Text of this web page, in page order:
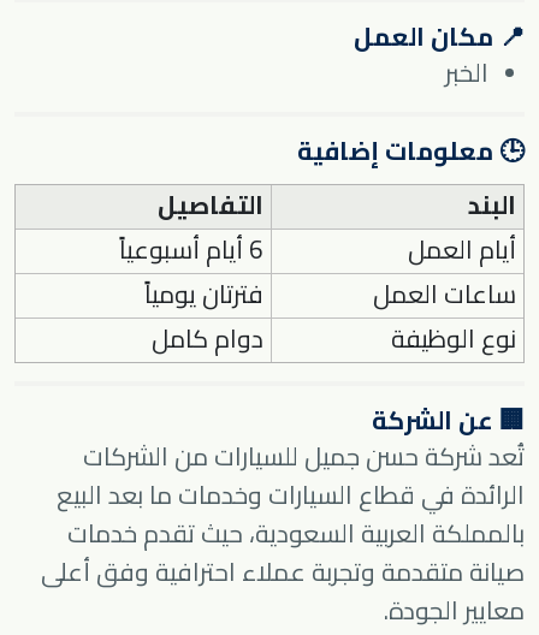
📍 مكان العمل
الخبر
🕒 معلومات إضافية
البند
التفاصيل
أيام العمل
6 أيام أسبوعياً
ساعات العمل
فترتان يومياً
نوع الوظيفة
دوام كامل
🏢 عن الشركة
تُعدشركة حسن جميل للسياراتمن الشركات
الرائدة في قطاع السيارات وخدمات ما بعد البيع
بالمملكة العربية السعودية، حيث تقدم خدمات
صيانة متقدمة وتجربة عملاء احترافية وفق أعلى
معايير الجودة.